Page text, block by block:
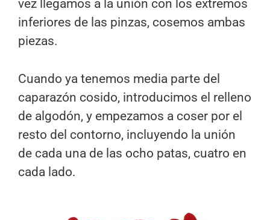
vez llegamos a la unión con los extremos
inferiores de las pinzas, cosemos ambas
piezas.
Cuando ya tenemos media parte del
caparazón cosido, introducimos el relleno
de algodón, y empezamos a coser por el
resto del contorno, incluyendo la unión
de cada una de las ocho patas, cuatro en
cada lado.